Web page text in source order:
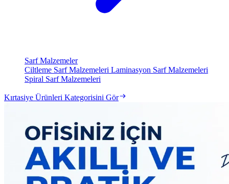
Sarf Malzemeler
Ciltleme Sarf Malzemeleri Laminasyon Sarf Malzemeleri
Spiral Sarf Malzemeleri
Kırtasiye Ürünleri Kategorisini Gör